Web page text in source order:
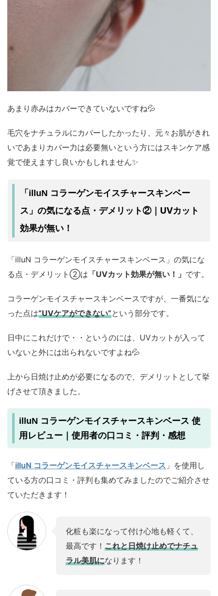
あまり赤みはカバーできていないですね💦
毛穴をナチュラルにカバーしたかったり、元々お肌がきれ
いであまりカバー力は必要無いという方にはスキンケア感
覚で使えますし良いかもしれません✨
「illuN コラーゲンモイスチャースキンベー
ス」の気になる点・デメリット②｜ UVカット
効果が無い！
「illuN コラーゲンモイスチャースキンベース」の気にな
る点・デメリット②は 「UVカット効果が無い！」 です。
コラーゲンモイスチャースキンベースですが、一番気にな
った点は”UVケアができない”という部分です。
日中にこれだけで・・というのには、UVカットが入って
いないと外には出られないですよね💦
上から日焼け止めが必要になるので、デメリットとして挙
げさせて頂きました。
illuN コラーゲンモイスチャースキンベース 使
用レビュー｜使用者の口コミ・評判・感想
「illuN コラーゲンモイスチャースキンベース 」を使用し
ている方の口コミ・評判も集めてみましたのでご紹介させ
ていただきます！
化粧も楽になって付け心地も軽くて、
最高です！ これと日焼け止めでナチュ
ラル美肌になります！